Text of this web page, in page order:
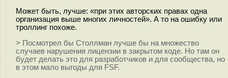
Может быть, лучше: «при этих авторских правах одна
организация выше многих личностей». А то на ошибку или
троллинг похоже.
> Посмотрел бы Столлман лучше бы на множество
случаев нарушения лицензии в закрытом коде. Но там он
будет делать это для разработчиков и для сообщества, но
в этом мало выгоды для FSF.